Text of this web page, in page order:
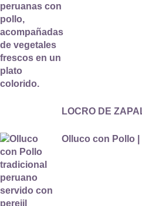
LOCRO DE
Olluco con Pollo |